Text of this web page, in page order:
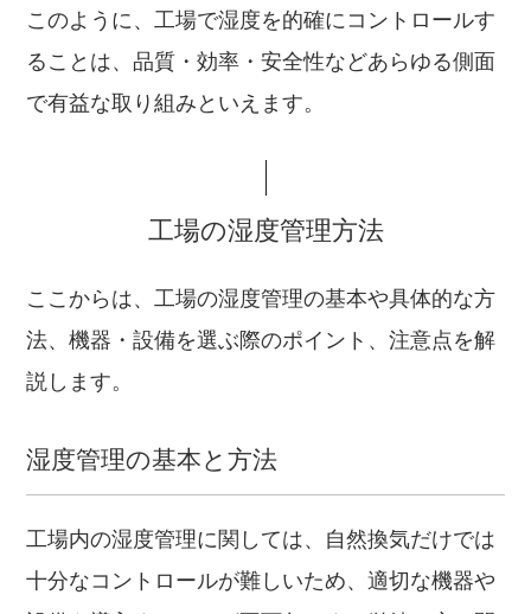
このように、工場で湿度を的確にコントロールす
ることは、品質・効率・安全性などあらゆる側面
で有益な取り組みといえます。
工場の湿度管理方法
ここからは、工場の湿度管理の基本や具体的な方
法、機器・設備を選ぶ際のポイント、注意点を解
説します。
湿度管理の基本と方法
工場内の湿度管理に関しては、自然換気だけでは
十分なコントロールが難しいため、適切な機器や